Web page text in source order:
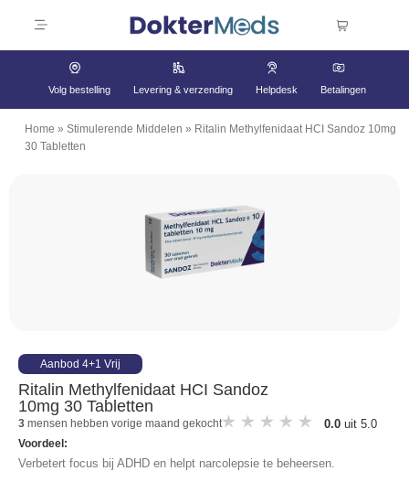
Volg bestelling Levering & verzending Helpdesk Betalingen
Home » Stimulerende Middelen » Ritalin Methylfenidaat HCI Sandoz 10mg
30 Tabletten
Aanbod 4+1 Vrij
Ritalin Methylfenidaat HCI Sandoz
10mg 30 Tabletten
3 mensen hebben vorige maand gekocht 0.0 uit 5.0
Voordeel:
Verbetert focus bij ADHD en helpt narcolepsie te beheersen.